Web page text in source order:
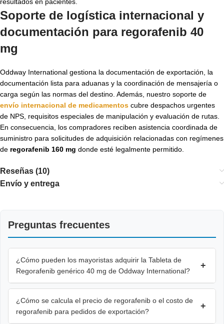
Soporte de logística internacional y
documentación para regorafenib 40
mg
Oddway International gestiona la documentación de exportación, la
documentación lista para aduanas y la coordinación de mensajería o
carga según las normas del destino. Además, nuestro soporte de
envío internacional de medicamentos cubre despachos urgentes
de NPS, requisitos especiales de manipulación y evaluación de rutas.
En consecuencia, los compradores reciben asistencia coordinada de
suministro para solicitudes de adquisición relacionadas con regímenes
de regorafenib 160 mg donde esté legalmente permitido.
Reseñas (10)
Envío y entrega
Preguntas frecuentes
¿Cómo pueden los mayoristas adquirir la Tableta de
Regorafenib genérico 40 mg de Oddway International?
+
¿Cómo se calcula el precio de regorafenib o el costo de
regorafenib para pedidos de exportación?
+